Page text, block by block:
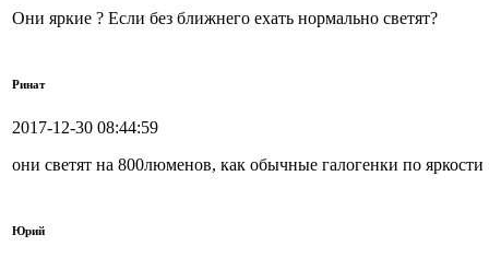
Они яркие ? Если без ближнего ехать нормально светят?
Ринат
2017-12-30 08:44:59
они светят на 800люменов, как обычные галогенки по яркости
Юрий